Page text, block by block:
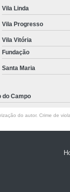
Vila Linda
Vila Progresso
Vila Vitória
Fundação
Santa Maria
do Campo
do autor. Crime de